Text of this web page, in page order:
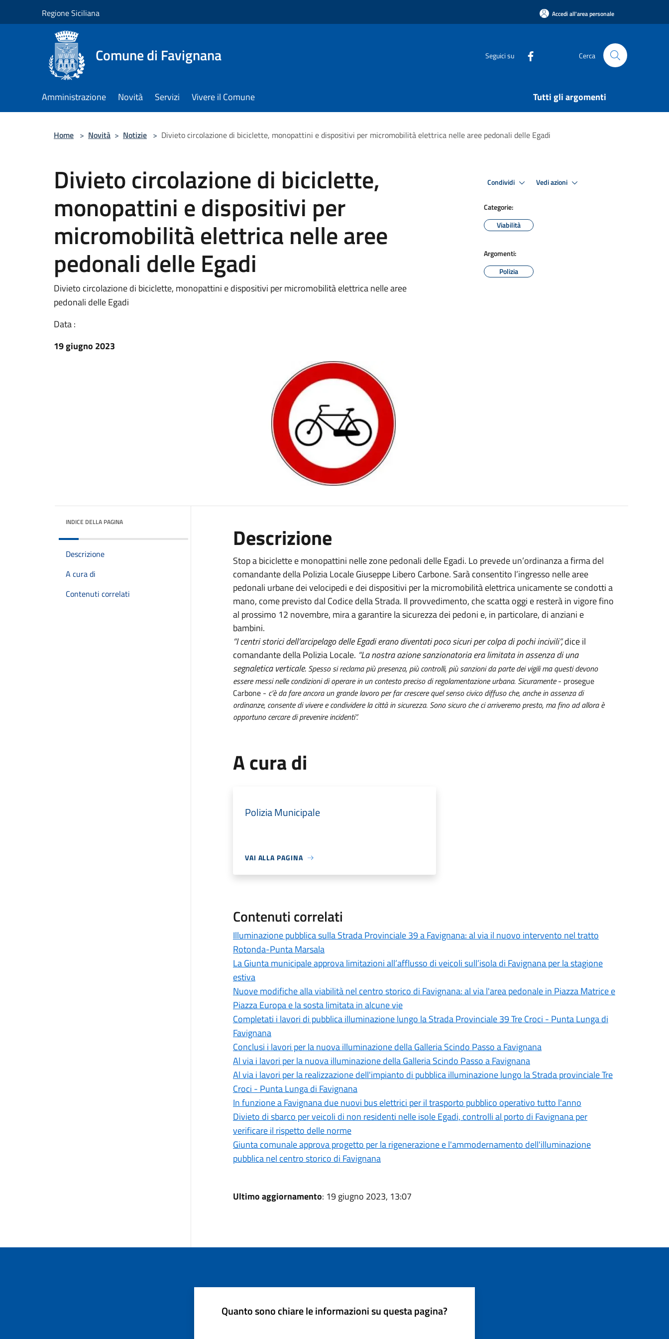
Regione Siciliana Accedi all'area personale
Comune di Favignana Seguici su Cerca
Amministrazione Novità Servizi Vivere il Comune Tutti gli argomenti
Home > Novità > Notizie > Divieto circolazione di biciclette, monopattini e dispositivi per micromobilità elettrica nelle aree pedonali delle Egadi
Divieto circolazione di biciclette,
monopattini e dispositivi per
micromobilità elettrica nelle aree
pedonali delle Egadi
Divieto circolazione di biciclette, monopattini e dispositivi per micromobilità elettrica nelle aree
pedonali delle Egadi
Data :
19 giugno 2023
Condividi Vedi azioni
Categorie:
Viabilità
Argomenti:
Polizia
INDICE DELLA PAGINA
Descrizione
A cura di
Contenuti correlati
Descrizione
Stop a biciclette e monopattini nelle zone pedonali delle Egadi. Lo prevede un’ordinanza a firma del
comandante della Polizia Locale Giuseppe Libero Carbone. Sarà consentito l’ingresso nelle aree
pedonali urbane dei velocipedi e dei dispositivi per la micromobilità elettrica unicamente se condotti a
mano, come previsto dal Codice della Strada. Il provvedimento, che scatta oggi e resterà in vigore fino
al prossimo 12 novembre, mira a garantire la sicurezza dei pedoni e, in particolare, di anziani e
bambini.
“I centri storici dell’arcipelago delle Egadi erano diventati poco sicuri per colpa di pochi incivili”,dice il
comandante della Polizia Locale. “La nostra azione sanzionatoria era limitata in assenza di una
segnaletica verticale. Spesso si reclama più presenza, più controlli, più sanzioni da parte dei vigili ma questi devono
essere messi nelle condizioni di operare in un contesto preciso di regolamentazione urbana. Sicuramente- prosegue
Carbone - c’è da fare ancora un grande lavoro per far crescere quel senso civico diffuso che, anche in assenza di
ordinanze, consente di vivere e condividere la città in sicurezza. Sono sicuro che ci arriveremo presto, ma fino ad allora è
opportuno cercare di prevenire incidenti”.
A cura di
Polizia Municipale
VAI ALLA PAGINA
Contenuti correlati
Illuminazione pubblica sulla Strada Provinciale 39 a Favignana: al via il nuovo intervento nel tratto
Rotonda-Punta Marsala
La Giunta municipale approva limitazioni all’afflusso di veicoli sull’isola di Favignana per la stagione
estiva
Nuove modifiche alla viabilità nel centro storico di Favignana: al via l'area pedonale in Piazza Matrice e
Piazza Europa e la sosta limitata in alcune vie
Completati i lavori di pubblica illuminazione lungo la Strada Provinciale 39 Tre Croci - Punta Lunga di
Favignana
Conclusi i lavori per la nuova illuminazione della Galleria Scindo Passo a Favignana
Al via i lavori per la nuova illuminazione della Galleria Scindo Passo a Favignana
Al via i lavori per la realizzazione dell'impianto di pubblica illuminazione lungo la Strada provinciale Tre
Croci - Punta Lunga di Favignana
In funzione a Favignana due nuovi bus elettrici per il trasporto pubblico operativo tutto l'anno
Divieto di sbarco per veicoli di non residenti nelle isole Egadi, controlli al porto di Favignana per
verificare il rispetto delle norme
Giunta comunale approva progetto per la rigenerazione e l'ammodernamento dell'illuminazione
pubblica nel centro storico di Favignana
Ultimo aggiornamento: 19 giugno 2023, 13:07
Quanto sono chiare le informazioni su questa pagina?